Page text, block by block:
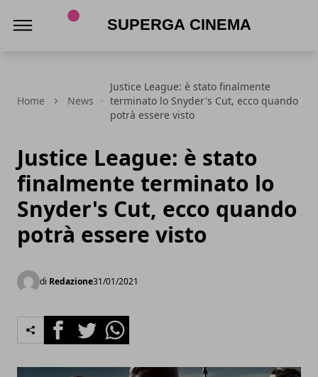
Home News
Justice League: è stato finalmente
terminato lo Snyder's Cut, ecco quando
potrà essere visto
Justice League: è stato
finalmente terminato lo
Snyder's Cut, ecco quando
potrà essere visto
di Redazione31/01/2021
FacebookTwitterWhatsapp